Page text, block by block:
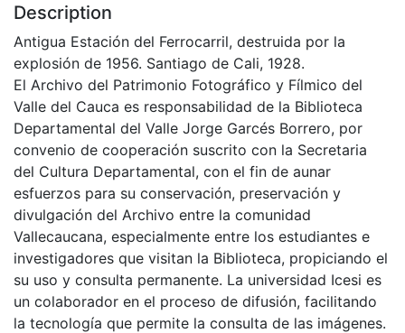
Description
Antigua Estación del Ferrocarril, destruida por la
explosión de 1956. Santiago de Cali, 1928.
El Archivo del Patrimonio Fotográfico y Fílmico del
Valle del Cauca es responsabilidad de la Biblioteca
Departamental del Valle Jorge Garcés Borrero, por
convenio de cooperación suscrito con la Secretaria
del Cultura Departamental, con el fin de aunar
esfuerzos para su conservación, preservación y
divulgación del Archivo entre la comunidad
Vallecaucana, especialmente entre los estudiantes e
investigadores que visitan la Biblioteca, propiciando el
su uso y consulta permanente. La universidad Icesi es
un colaborador en el proceso de difusión, facilitando
la tecnología que permite la consulta de las imágenes.